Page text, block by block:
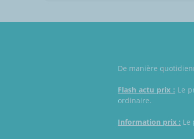
De manière
Flash actu prix : Le
ordinaire.
Information prix : Le